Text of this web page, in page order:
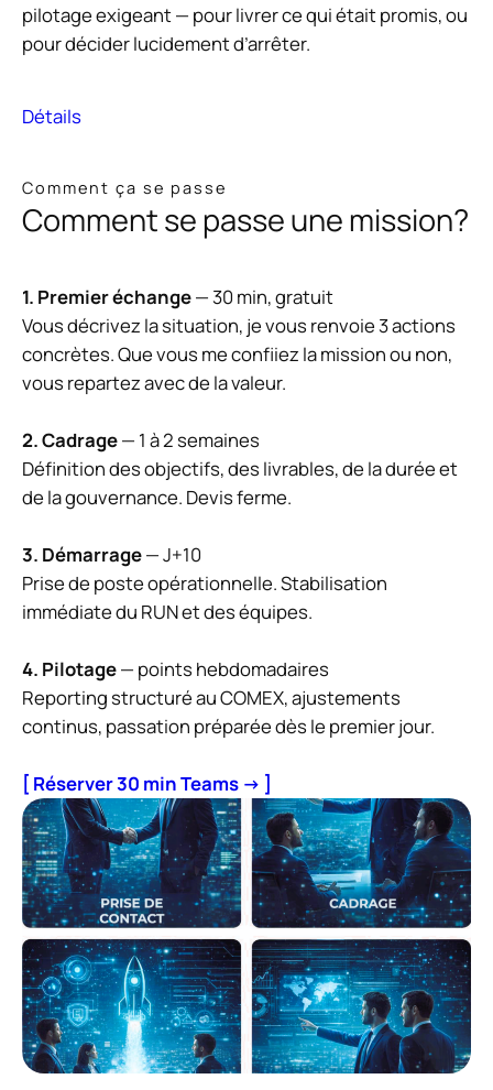
pilotage exigeant — pour livrer ce qui était promis, ou
pour décider lucidement d’arrêter.
Détails
Comment ça se passe
Comment se passe une mission?
1. Premier échange— 30 min, gratuit
Vous décrivez la situation, je vous renvoie 3 actions
concrètes. Que vous me confiiez la mission ou non,
vous repartez avec de la valeur.
2. Cadrage— 1 à 2 semaines
Définition des objectifs, des livrables, de la durée et
de la gouvernance. Devis ferme.
3. Démarrage— J+10
Prise de poste opérationnelle. Stabilisation
immédiate du RUN et des équipes.
4. Pilotage— points hebdomadaires
Reporting structuré au COMEX, ajustements
continus, passation préparée dès le premier jour.
[ Réserver 30 min Teams → ]